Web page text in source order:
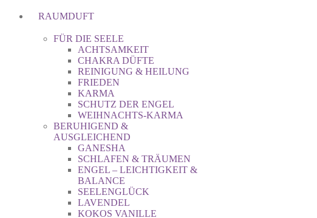
RAUMDUFT
FÜR DIE SEELE
ACHTSAMKEIT
CHAKRA DÜFTE
REINIGUNG & HEILUNG
FRIEDEN
KARMA
SCHUTZ DER ENGEL
WEIHNACHTS-KARMA
BERUHIGEND &
AUSGLEICHEND
GANESHA
SCHLAFEN & TRÄUMEN
ENGEL – LEICHTIGKEIT &
BALANCE
SEELENGLÜCK
LAVENDEL
KOKOS VANILLE